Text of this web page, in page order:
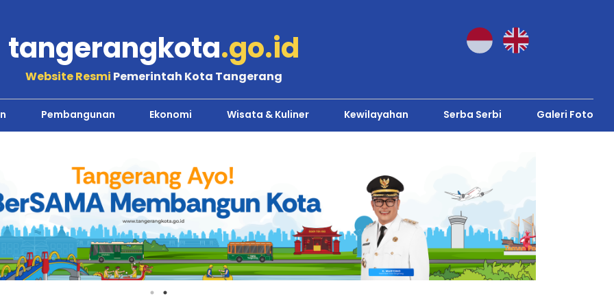
tangerangkota.go.id
Website Resmi Pemerintah Kota Tangerang
Pembangunan Ekonomi Wisata & Kuliner Kewilayahan Serba Serbi Galeri Foto